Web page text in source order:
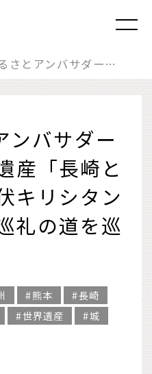
JALふるさとアンバサダーが体験！世界遺産「長崎と天草地方の潜伏キリシタン関連遺産」と巡礼の道を巡る
ンバサダー
産「長崎と
キリシタン
礼の道を巡
熊本
長崎
世界遺産
城